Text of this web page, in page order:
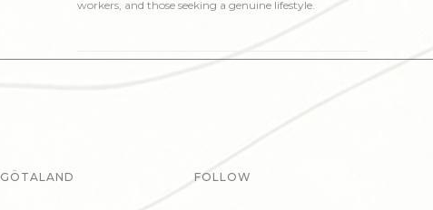
workers, and those seeking a genuine lifestyle.
GÖTALAND FOLLOW